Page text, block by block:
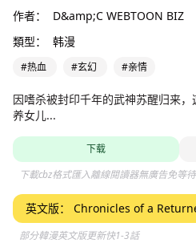
作者：
D&amp;C WEBTOON BIZ
類型：
韩漫
#热血 #玄幻 #亲情
因嗜杀被封印千年的武神苏醒归来
养女儿...
下载
下載cbz格式匯入離線閱讀器無廣告免等
英文版： Chronicles of a
部分韓漫英文版更新快1-3話